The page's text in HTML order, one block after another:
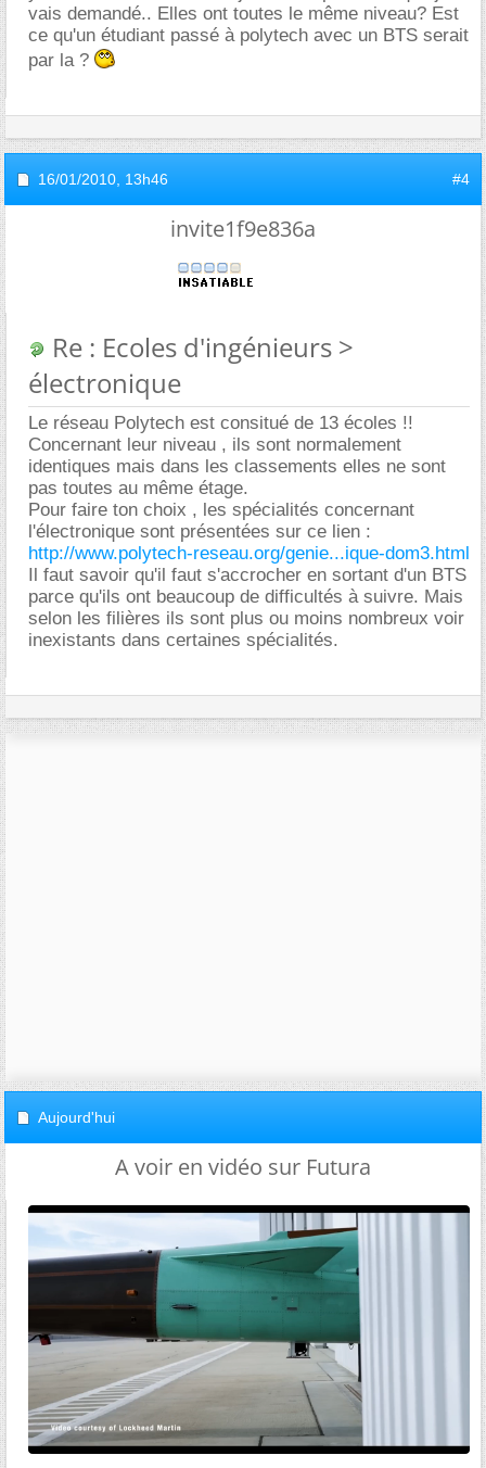
vais demandé.. Elles ont toutes le même niveau? Est
ce qu'un étudiant passé à polytech avec un BTS serait
par la ?
16/01/2010, 13h46 #4
invite1f9e836a
Re : Ecoles d'ingénieurs >
électronique
Le réseau Polytech est consitué de 13 écoles !!
Concernant leur niveau , ils sont normalement
identiques mais dans les classements elles ne sont
pas toutes au même étage.
Pour faire ton choix , les spécialités concernant
l'électronique sont présentées sur ce lien :
http://www.polytech-reseau.org/genie...ique-dom3.html
Il faut savoir qu'il faut s'accrocher en sortant d'un BTS
parce qu'ils ont beaucoup de difficultés à suivre. Mais
selon les filières ils sont plus ou moins nombreux voir
inexistants dans certaines spécialités.
Aujourd'hui
A voir en vidéo sur Futura